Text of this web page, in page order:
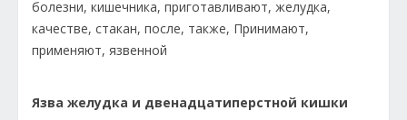
Язва желудка и двенадцатиперстной кишки